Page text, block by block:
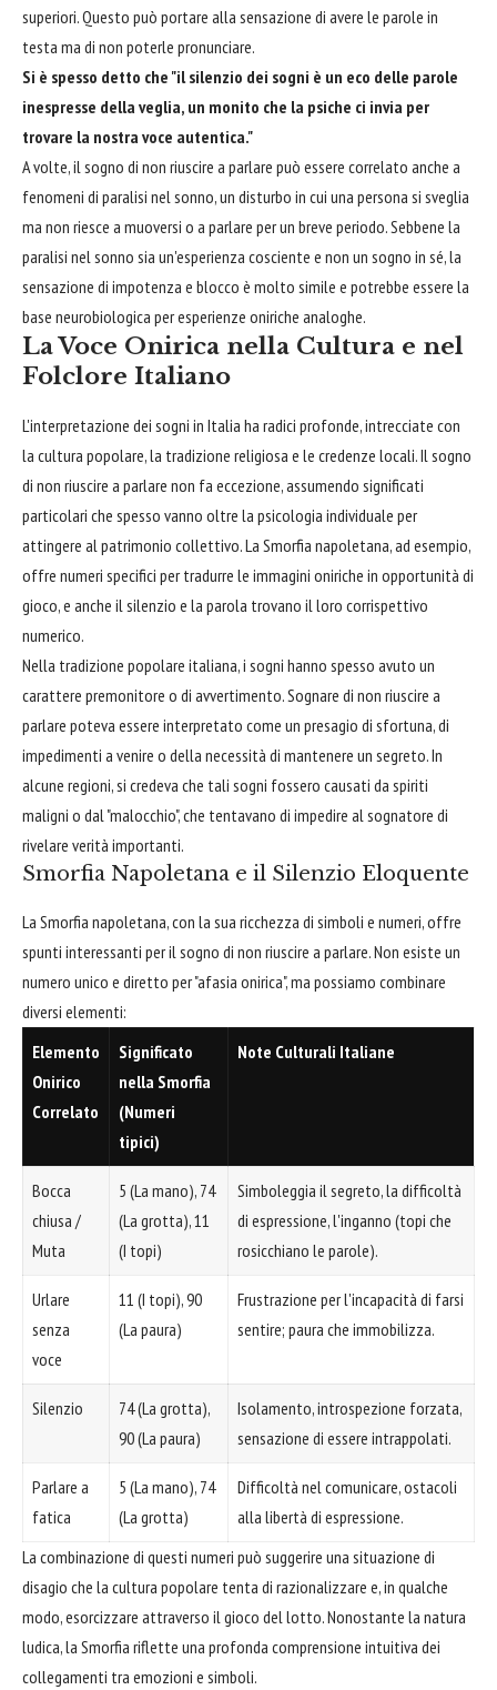
superiori. Questo può portare alla sensazione di avere le parole in
testa ma di non poterle pronunciare.
Si è spesso detto che "il silenzio dei sogni è un eco delle parole
inespresse della veglia, un monito che la psiche ci invia per
trovare la nostra voce autentica."
A volte, il sogno di non riuscire a parlare può essere correlato anche a
fenomeni di paralisi nel sonno, un disturbo in cui una persona si sveglia
ma non riesce a muoversi o a parlare per un breve periodo. Sebbene la
paralisi nel sonno sia un'esperienza cosciente e non un sogno in sé, la
sensazione di impotenza e blocco è molto simile e potrebbe essere la
base neurobiologica per esperienze oniriche analoghe.
La Voce Onirica nella Cultura e nel
Folclore Italiano
L'interpretazione dei sogni in Italia ha radici profonde, intrecciate con
la cultura popolare, la tradizione religiosa e le credenze locali. Il sogno
di non riuscire a parlare non fa eccezione, assumendo significati
particolari che spesso vanno oltre la psicologia individuale per
attingere al patrimonio collettivo. La Smorfia napoletana, ad esempio,
offre numeri specifici per tradurre le immagini oniriche in opportunità di
gioco, e anche il silenzio e la parola trovano il loro corrispettivo
numerico.
Nella tradizione popolare italiana, i sogni hanno spesso avuto un
carattere premonitore o di avvertimento. Sognare di non riuscire a
parlare poteva essere interpretato come un presagio di sfortuna, di
impedimenti a venire o della necessità di mantenere un segreto. In
alcune regioni, si credeva che tali sogni fossero causati da spiriti
maligni o dal "malocchio", che tentavano di impedire al sognatore di
rivelare verità importanti.
Smorfia Napoletana e il Silenzio Eloquente
La Smorfia napoletana, con la sua ricchezza di simboli e numeri, offre
spunti interessanti per il sogno di non riuscire a parlare. Non esiste un
numero unico e diretto per "afasia onirica", ma possiamo combinare
diversi elementi:
Elemento
Onirico
Correlato
Significato
nella Smorfia
(Numeri
tipici)
Note Culturali Italiane
Bocca
chiusa /
Muta
5 (La mano), 74
(La grotta), 11
(I topi)
Simboleggia il segreto, la difficoltà
di espressione, l'inganno (topi che
rosicchiano le parole).
Urlare
senza
voce
11 (I topi), 90
(La paura)
Frustrazione per l'incapacità di farsi
sentire; paura che immobilizza.
Silenzio
74 (La grotta),
90 (La paura)
Isolamento, introspezione forzata,
sensazione di essere intrappolati.
Parlare a
fatica
5 (La mano), 74
(La grotta)
Difficoltà nel comunicare, ostacoli
alla libertà di espressione.
La combinazione di questi numeri può suggerire una situazione di
disagio che la cultura popolare tenta di razionalizzare e, in qualche
modo, esorcizzare attraverso il gioco del lotto. Nonostante la natura
ludica, la Smorfia riflette una profonda comprensione intuitiva dei
collegamenti tra emozioni e simboli.